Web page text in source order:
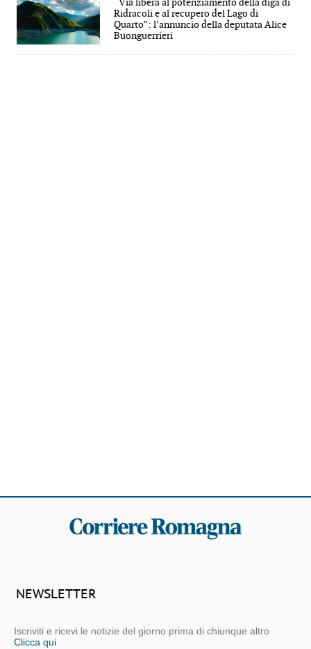
“Via libera al potenziamento della diga di
Ridracoli e al recupero del Lago di
Quarto”: l’annuncio della deputata Alice
Buonguerrieri
NEWSLETTER
Iscriviti e ricevi le notizie del giorno prima di chiunque altro
Clicca qui